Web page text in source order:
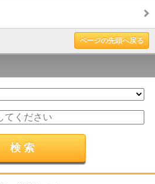
ページの先頭へ戻る